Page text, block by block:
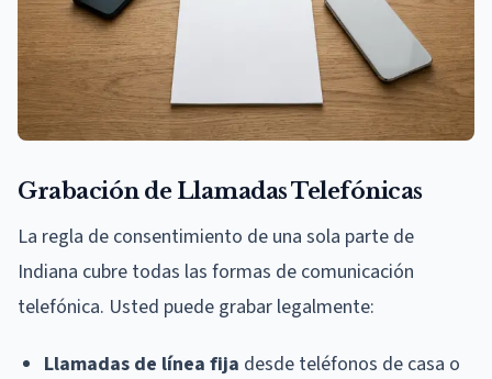
Grabación de Llamadas Telefónicas
La regla de consentimiento de una sola parte de
Indiana cubre todas las formas de comunicación
telefónica. Usted puede grabar legalmente:
Llamadas de línea fija desde teléfonos de casa o